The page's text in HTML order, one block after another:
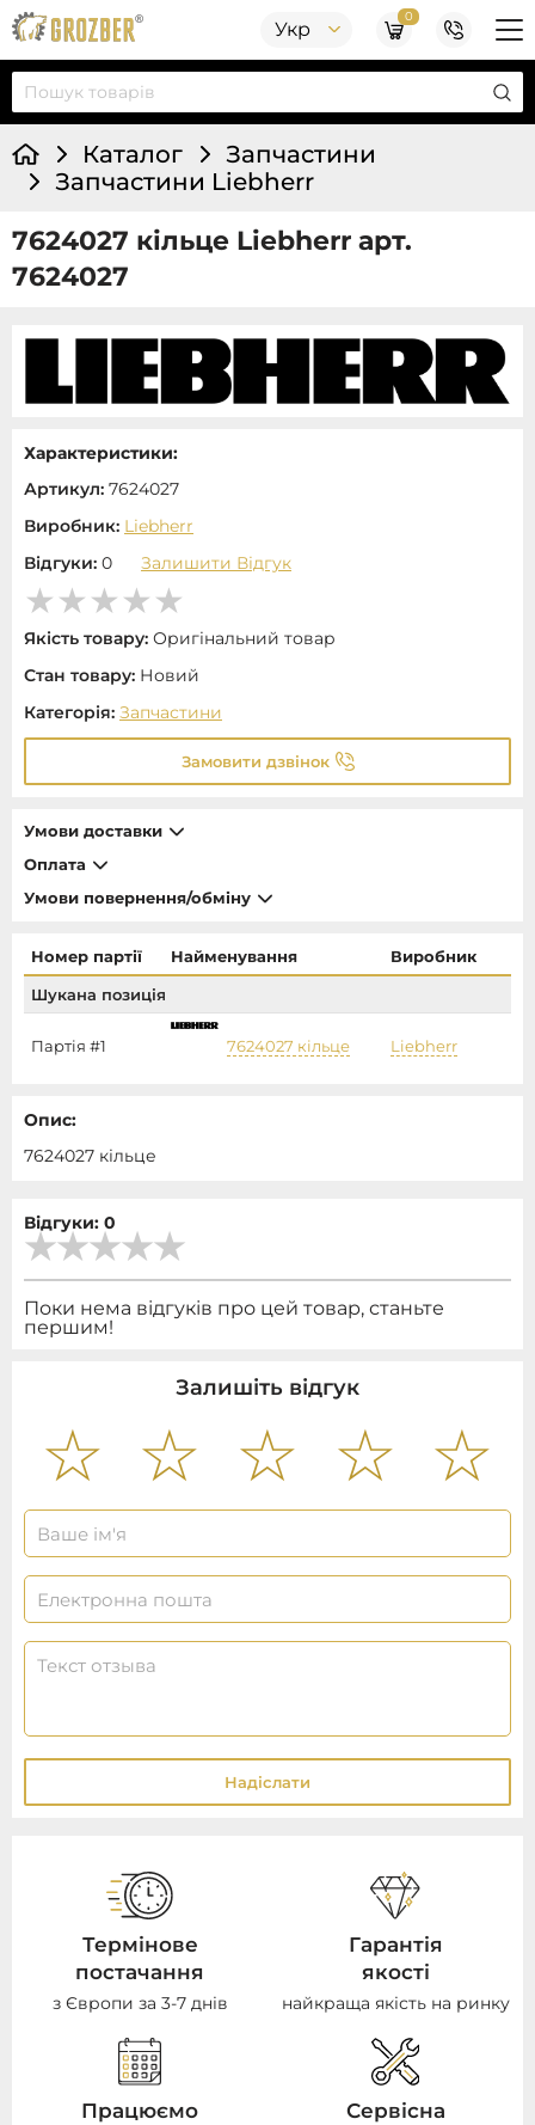
Укр
0
Каталог
Запчастини
Запчастини Liebherr
7624027 кільце Liebherr арт.
7624027
Характеристики:
Артикул: 7624027
Виробник: Liebherr
Відгуки: 0 Залишити Відгук
Якість товару: Оригінальний товар
Стан товару: Новий
Категорія: Запчастини
Замовити дзвінок
Умови доставки
Оплата
Умови повернення/обміну
Номер партії Найменування
Виробник
Шукана позиція
Партія #1 7624027 кільце Liebherr
Опис:
7624027 кільце
Відгуки: 0
Поки нема відгуків про цей товар, станьте
першим!
Залишіть відгук
Надіслати
Термінове
постачання
з Європи за 3-7 днів
Гарантія
якості
найкраща якість на ринку
Працюємо
Сервісна